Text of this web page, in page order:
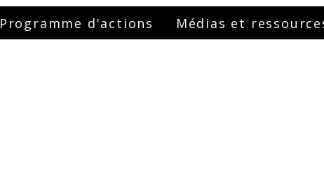
Programme d'actions Médias et